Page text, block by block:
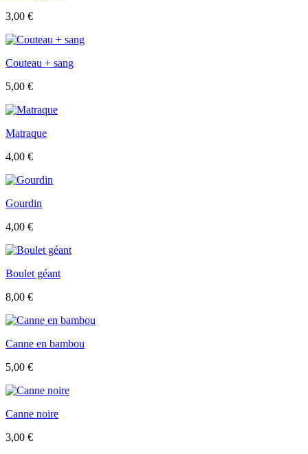
3,00 €
Couteau + sang
5,00 €
Matraque
4,00 €
Gourdin
4,00 €
Boulet géant
8,00 €
Canne en bambou
5,00 €
Canne noire
3,00 €